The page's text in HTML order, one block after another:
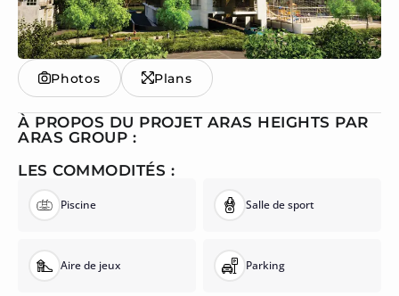
Photos Plans
À PROPOS DU PROJET ARAS HEIGHTS PAR
ARAS GROUP :
LES COMMODITÉS :
Piscine Salle de sport
Aire de jeux Parking